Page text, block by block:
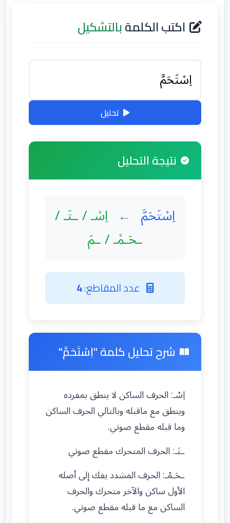
اكتب الكلمةبالتشكيل
تحليل
نتيجة التحليل
اِسْتَحَمَّ ← اِسْـ / ـتَـ /
ـحَـمْـ / ـمَ
عدد المقاطع:4
شرح تحليل كلمة "اِسْتَحَمَّ"
اِسْـ: الحرف الساكن لا ينطق بمفرده
وينطق مع ماقبله وبالتالي الحرف الساكن
وما قبله مقطع صوتي.
ـتَـ: الحرف المتحرك مقطع صوتي
ـحَـمْـ: الحرف المشدد يفك إلى أصله
الأول ساكن والآخر متحرك والحرف
الساكن مع ما قبله مقطع صوتي.